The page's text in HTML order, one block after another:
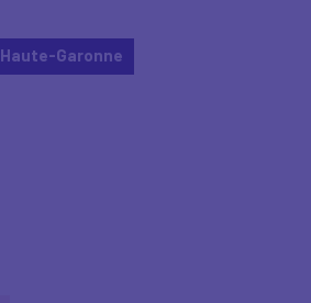
Haute-Garonne